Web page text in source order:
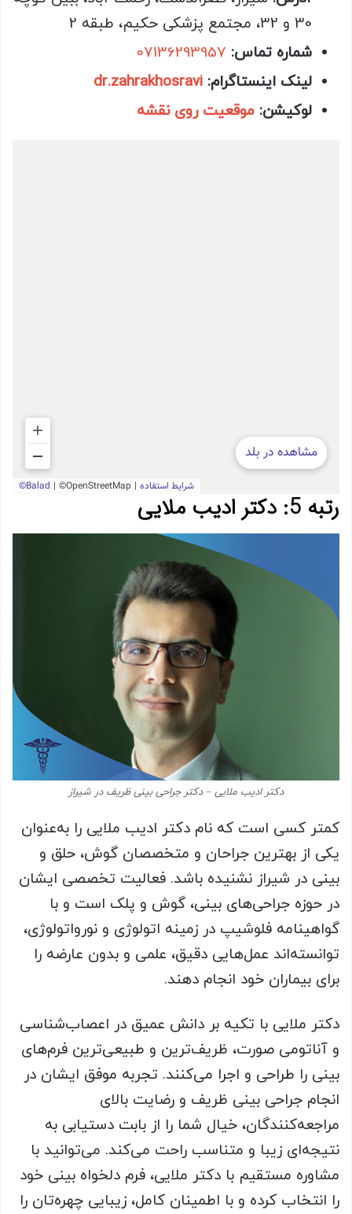
30 و 32، مجتمع پزشکی حکیم، طبقه 2
شماره تماس:
07136293957
لینک اینستاگرام:
لوکیشن: موقعیت روی نقشه
رتبه 5: دکتر ادیب ملایی
دکتر ادیب ملایی – دکتر جراحی بینی ظریف در شیراز
کمتر کسی است که نام دکتر ادیب ملایی را به‌عنوان
یکی از بهترین جراحان و متخصصان گوش، حلق و
بینی در شیراز نشنیده باشد. فعالیت تخصصی ایشان
در حوزه جراحی‌های بینی، گوش و پلک است و با
گواهینامه فلوشیپ در زمینه اتولوژی و نورواتولوژی،
توانسته‌اند عمل‌هایی دقیق، علمی و بدون عارضه را
برای بیماران خود انجام دهند.
دکتر ملایی با تکیه بر دانش عمیق در اعصاب‌شناسی
و آناتومی صورت، ظریف‌ترین و طبیعی‌ترین فرم‌های
بینی را طراحی و اجرا می‌کنند. تجربه موفق ایشان در
انجام جراحی بینی ظریف و رضایت بالای
مراجعه‌کنندگان، خیال شما را از بابت دستیابی به
نتیجه‌ای زیبا و متناسب راحت می‌کند. می‌توانید با
مشاوره مستقیم با دکتر ملایی، فرم دلخواه بینی خود
را انتخاب کرده و با اطمینان کامل، زیبایی چهره‌تان را